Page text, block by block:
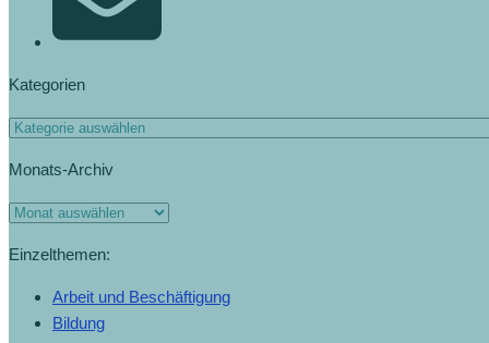
Kategorien
Kategorien
Monats-Archiv
Monats-
Einzelthemen:
Arbeit und Beschäftigung
Bildung